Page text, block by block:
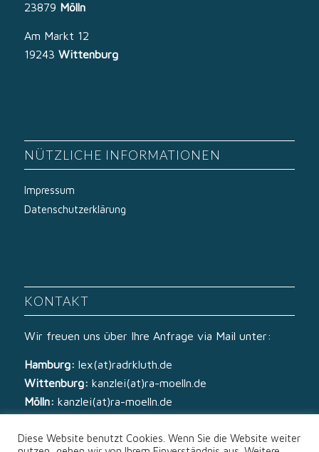
23879 Mölln
Am Markt 12
19243 Wittenburg
NÜTZLICHE INFORMATIONEN
Impressum
Datenschutzerklärung
KONTAKT
Wir freuen uns über Ihre Anfrage via Mail unter:
Hamburg: lex(at)radrkluth.de
Wittenburg: kanzlei(at)ra-moelln.de
Mölln: kanzlei(at)ra-moelln.de
Diese Website benutzt Cookies. Wenn Sie die Website weiter